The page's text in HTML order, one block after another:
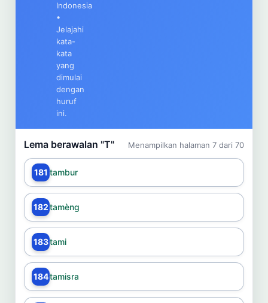
Dashboard
Indonesia
•
Jelajahi
kata-
kata
yang
dimulai
dengan
huruf
ini.
Lema berawalan "T" Menampilkan halaman 7 dari 70
181 tambur
182tamèng
183tami
184tamisra